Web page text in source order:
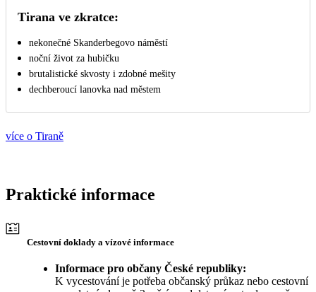
Tirana ve zkratce:
nekonečné Skanderbegovo náměstí
noční život za hubičku
brutalistické skvosty i zdobné mešity
dechberoucí lanovka nad městem
více o Tiraně
Praktické informace
Cestovní doklady a vízové informace
Informace pro občany České republiky:
K vycestování je potřeba občanský průkaz nebo cestovní